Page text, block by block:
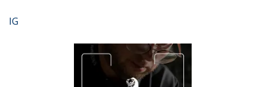
IG